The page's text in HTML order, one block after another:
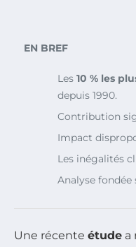
EN BREF
Les 10 % les
depuis 1990.
Contribution
Impact
Les inégalités
Analyse fondée
Une récente étude a